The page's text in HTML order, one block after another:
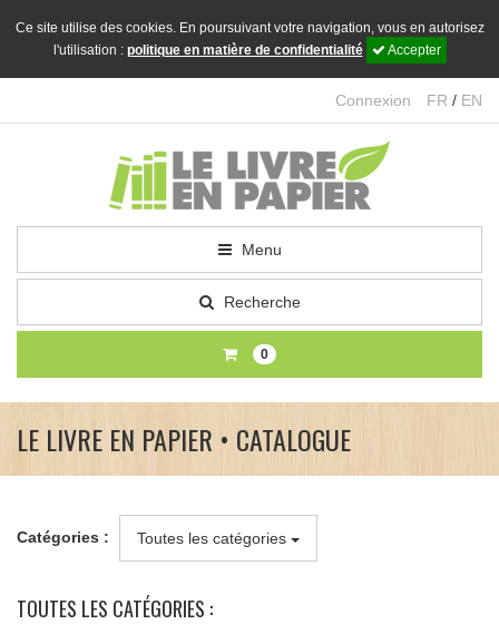
Ce site utilise des cookies. En poursuivant votre navigation, vous en autorisez
l'utilisation : politique en matière de confidentialité Accepter
Connexion FR / EN
Menu
Recherche
0
LE LIVRE EN PAPIER • CATALOGUE
Catégories : Toutes les catégories
TOUTES LES CATÉGORIES :